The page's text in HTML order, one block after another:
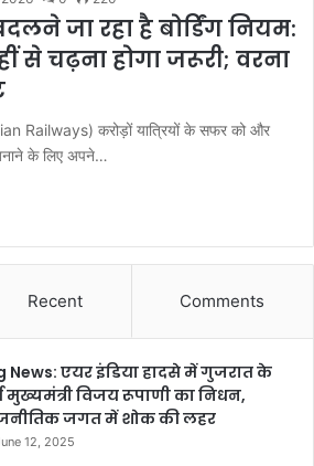
जा रहा है बोर्डिंग नियम:
से चढ़ना होगा जरूरी; वरना
Railways) करोड़ों यात्रियों के सफर को और
के लिए अपने…
Recent Comments
News: एयर इंडिया हादसे में गुजरात के
मुख्यमंत्री विजय रूपाणी का निधन,
जगत में शोक की लहर
12, 2025